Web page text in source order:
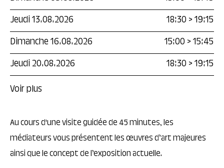
Jeudi 13.08.2026
18:30 >19:15
Dimanche 16.08.2026
15:00 >15:45
Jeudi 20.08.2026
18:30 >19:15
Voir plus
Au cours d'une visite guidée de 45 minutes, les
médiateurs vous présentent les œuvres d’art majeures
ainsi que le concept de l’exposition actuelle.